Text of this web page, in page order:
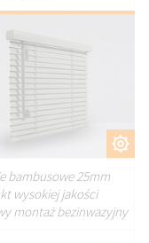
bambusowe 25mm
wysokiej jakości
montaż bezinwazyjny